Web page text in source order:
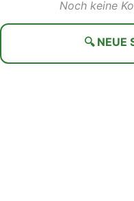
Noch keine
🔍 NEUE